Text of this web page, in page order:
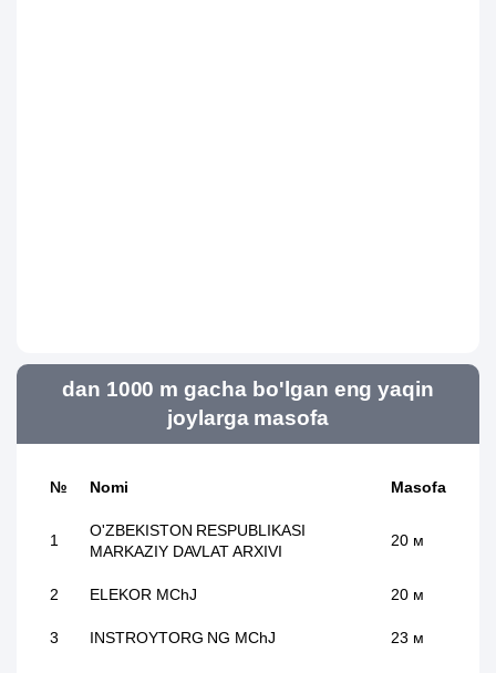
dan 1000 m gacha bo'lgan eng yaqin
joylarga masofa
№ Nomi Masofa
1
O'ZBEKISTON RESPUBLIKASI
MARKAZIY DAVLAT ARXIVI
20 м
2 ELEKOR MChJ 20 м
3 INSTROYTORG NG MChJ 23 м